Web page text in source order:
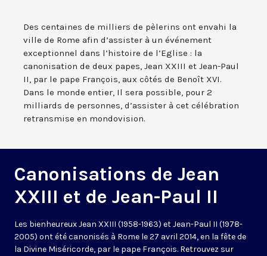
Des centaines de milliers de pèlerins ont envahi la
ville de Rome afin d’assister à un événement
exceptionnel dans l’histoire de l’Eglise : la
canonisation de deux papes, Jean XXIII et Jean-Paul
II, par le pape François, aux côtés de Benoît XVI.
Dans le monde entier, Il sera possible, pour 2
milliards de personnes, d’assister à cet célébration
retransmise en mondovision.
Canonisations de Jean
XXIII et de Jean-Paul II
Les bienheureux Jean XXIII (1958-1963) et Jean-Paul II (1978-
2005) ont été canonisés à Rome le 27 avril 2014, en la fête de
la Divine Miséricorde, par le pape François. Retrouvez sur